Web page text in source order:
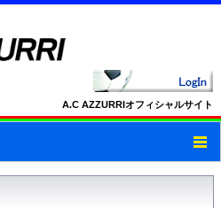
A.C AZZURRIオフィシャルサイト